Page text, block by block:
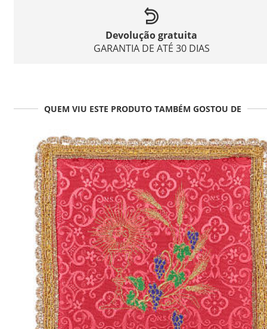
Devolução gratuita
GARANTIA DE ATÉ 30 DIAS
QUEM VIU ESTE PRODUTO TAMBÉM GOSTOU DE